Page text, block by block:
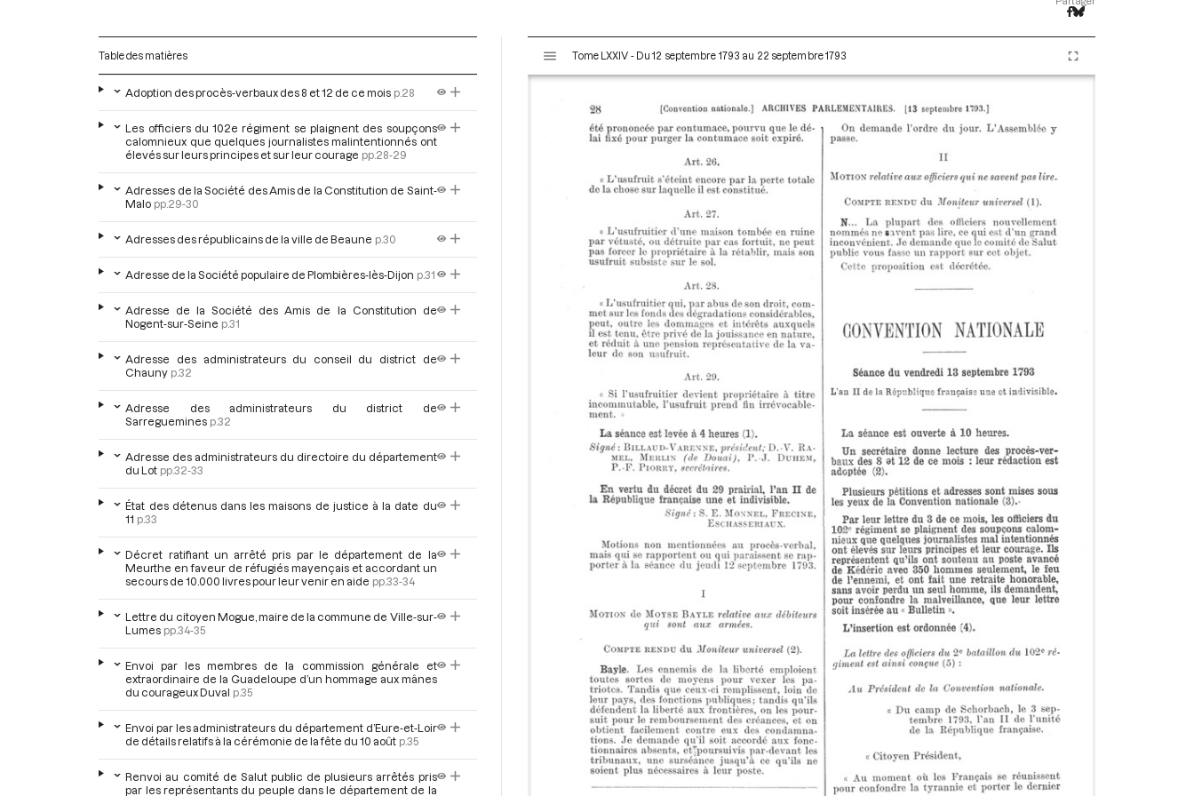
Table des matières
Adoption des procès-verbaux des 8 et 12 de ce mois p.28
Les officiers du 102e régiment se plaignent des soupçons
calomnieux que quelques journalistes malintentionnés ont
élevés sur leurs principes et sur leur courage pp.28-29
Adresses de la Société des Amis de la Constitution de Saint-
Malo pp.29-30
Adresses des républicains de la ville de Beaune p.30
Adresse de la Société populaire de Plombières-lès-Dijon p.31
Adresse de la Société des Amis de la Constitution de
Nogent-sur-Seine p.31
Adresse des administrateurs du conseil du district de
Chauny p.32
Adresse des administrateurs du district de
Sarreguemines p.32
Adresse des administrateurs du directoire du département
du Lot pp.32-33
État des détenus dans les maisons de justice à la date du
11 p.33
Décret ratifiant un arrêté pris par le département de la
Meurthe en faveur de réfugiés mayençais et accordant un
secours de 10.000 livres pour leur venir en aide pp.33-34
Lettre du citoyen Mogue, maire de la commune de Ville-sur-
Lumes pp.34-35
Envoi par les membres de la commission générale et
extraordinaire de la Guadeloupe d’un hommage aux mânes
du courageux Duval p.35
Envoi par les administrateurs du département d’Eure-et-Loir
de détails relatifs à la cérémonie de la fête du 10 août p.35
Renvoi au comité de Salut public de plusieurs arrêtés pris
par les représentants du peuple dans le département de la
s
Tome LXXIV - Du 12 septembre 1793 au 22 septembre 1793